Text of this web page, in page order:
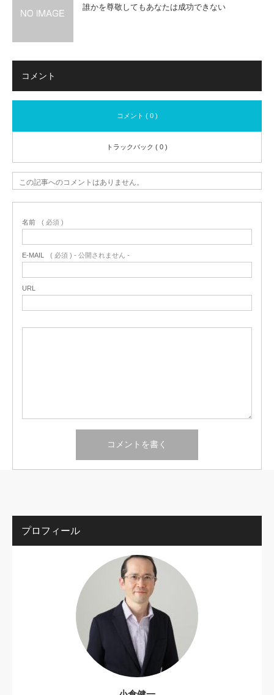
誰かを尊敬してもあなたは成功できない
コメント
コメント ( 0 )
トラックバック ( 0 )
この記事へのコメントはありません。
名前 ( 必須 )
E-MAIL ( 必須 ) - 公開されません -
URL
プロフィール